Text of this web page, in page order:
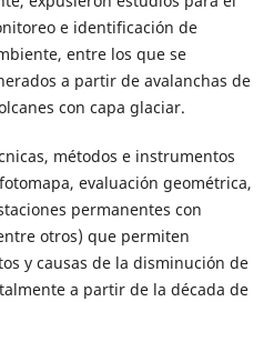
e identificación de
entre los que se
a partir de avalanchas de
con capa glaciar.
métodos e instrumentos
evaluación geométrica,
permanentes con
otros) que permiten
y causas de la disminución de
a partir de la década de